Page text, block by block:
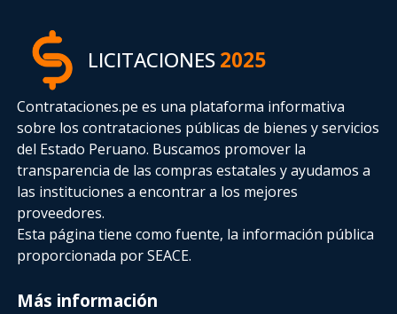
LICITACIONES2025
Contrataciones.pe es una plataforma informativa
sobre los contrataciones públicas de bienes y servicios
del Estado Peruano. Buscamos promover la
transparencia de las compras estatalesy ayudamos a
las instituciones a encontrar a los mejores
proveedores.
Esta página tiene como fuente, la información pública
proporcionada por SEACE.
Más información